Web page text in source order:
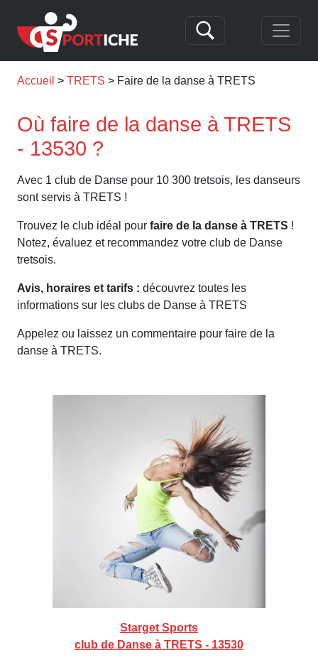
Accueil TRETS Faire de la danse à TRETS
Où faire de la danse à TRETS
- 13530 ?
Avec 1 club de Danse pour 10 300 tretsois, les danseurs
sont servis à TRETS !
Trouvez le club idéal pour faire de la danse à TRETS !
Notez, évaluez et recommandez votre club de Danse
tretsois.
Avis, horaires et tarifs : découvrez toutes les
informations sur les clubs de Danse à TRETS
Appelez ou laissez un commentaire pour faire de la
danse à TRETS.
Starget Sports
club de Danse à TRETS - 13530